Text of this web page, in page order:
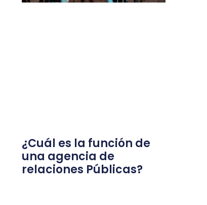
¿Cuál es la función de
una agencia de
relaciones Públicas?